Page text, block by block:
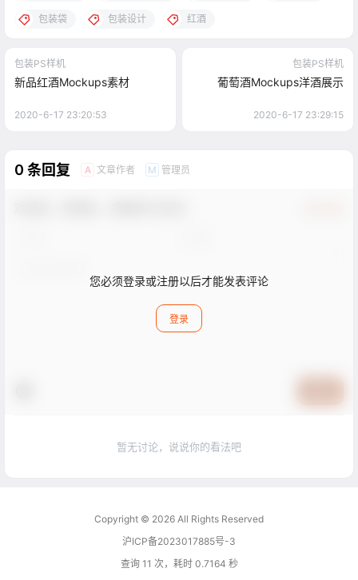
包装袋 包装设计 红酒
包装PS样机
新品红酒Mockups素材
2020-6-17 23:20:53
包装PS样机
葡萄酒Mockups洋酒展示
2020-6-17 23:29:15
0 条回复 A 文章作者 M 管理员
您必须登录或注册以后才能发表评论
登录
暂无讨论，说说你的看法吧
Copyright © 2026 All Rights Reserved
沪ICP备2023017885号-3
查询 11 次，耗时 0.7164 秒